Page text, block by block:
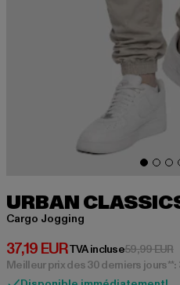
URBAN
Cargo Jogging
37,19 EUR
Prix courant: 37,19 EUR
TVA incluse59,99 EUR
Meilleur prix des 30 derniers jours**: